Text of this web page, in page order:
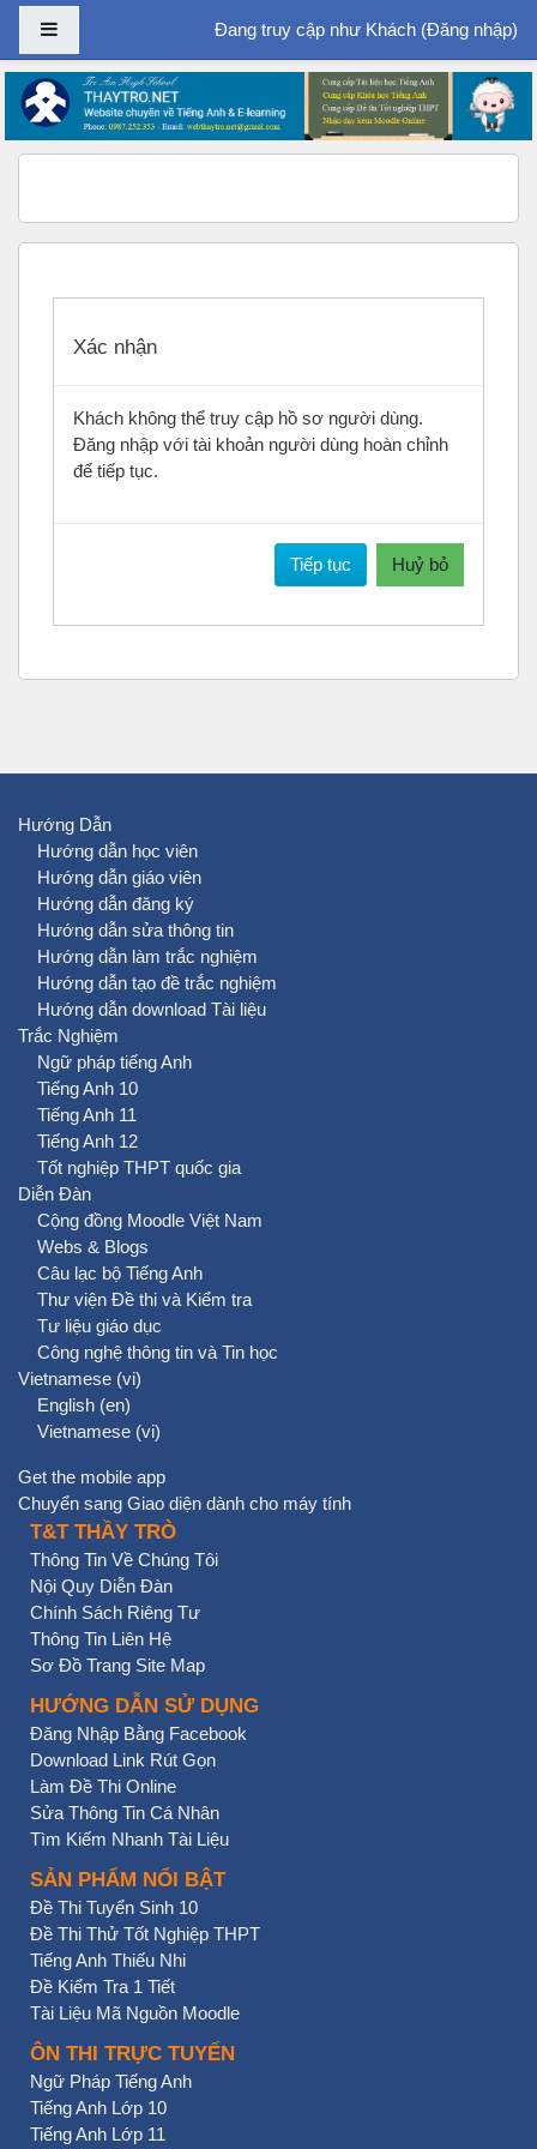
Chuyển tới nội dung chính
Bảng điều khiển cạnhĐang truy cập như Khách (Đăng nhập)
Xác nhận
Khách không thể truy cập hồ sơ người dùng.
Đăng nhập với tài khoản người dùng hoàn chỉnh
để tiếp tục.
Tiếp tục Huỷ bỏ
Hướng Dẫn
Hướng dẫn học viên
Hướng dẫn giáo viên
Hướng dẫn đăng ký
Hướng dẫn sửa thông tin
Hướng dẫn làm trắc nghiệm
Hướng dẫn tạo đề trắc nghiệm
Hướng dẫn download Tài liệu
Trắc Nghiệm
Ngữ pháp tiếng Anh
Tiếng Anh 10
Tiếng Anh 11
Tiếng Anh 12
Tốt nghiệp THPT quốc gia
Diễn Đàn
Cộng đồng Moodle Việt Nam
Webs & Blogs
Câu lạc bộ Tiếng Anh
Thư viện Đề thi và Kiểm tra
Tư liệu giáo dục
Công nghệ thông tin và Tin học
Vietnamese ‎(vi)‎
English ‎(en)‎
Vietnamese ‎(vi)‎
Get the mobile app
Chuyển sang Giao diện dành cho máy tính
T&T THẦY TRÒ
Thông Tin Về Chúng Tôi
Nội Quy Diễn Đàn
Chính Sách Riêng Tư
Thông Tin Liên Hệ
Sơ Đồ Trang Site Map
HƯỚNG DẪN SỬ DỤNG
Đăng Nhập Bằng Facebook
Download Link Rút Gọn
Làm Đề Thi Online
Sửa Thông Tin Cá Nhân
Tìm Kiếm Nhanh Tài Liệu
SẢN PHẨM NỔI BẬT
Đề Thi Tuyển Sinh 10
Đề Thi Thử Tốt Nghiệp THPT
Tiếng Anh Thiếu Nhi
Đề Kiểm Tra 1 Tiết
Tài Liệu Mã Nguồn Moodle
ÔN THI TRỰC TUYẾN
Ngữ Pháp Tiếng Anh
Tiếng Anh Lớp 10
Tiếng Anh Lớp 11